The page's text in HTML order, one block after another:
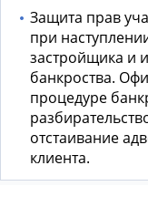
Защита прав
при
застройщика и
банкроства.
процедуре
отстаивание
клиента.